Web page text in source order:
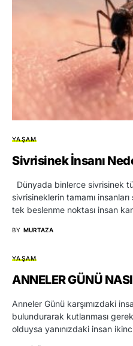
YAŞAM
Sivrisinek İnsanı
Dünyada binlerce sivrisinek
sivrisineklerin tamamı
tek beslenme noktası insan
BY MURTAZA
YAŞAM
ANNELER GÜNÜ
Anneler Günü karşımızdaki
bulundurarak kutlanması
olduysa yanınızdaki insan